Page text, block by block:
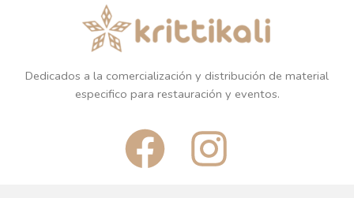
Dedicados a la comercialización y distribución de material
especifico para restauración y eventos.
F
a
I
n